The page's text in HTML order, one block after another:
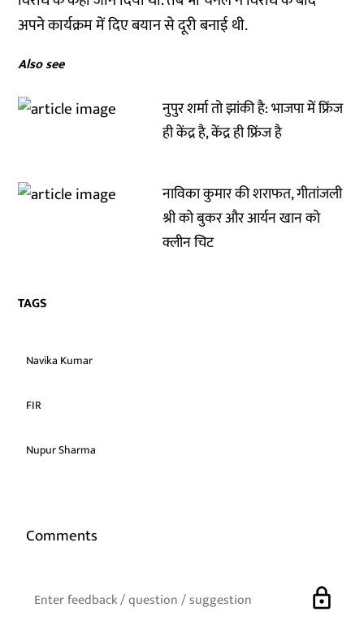
अपने कार्यक्रम में दिए बयान से दूरी बनाई थी.
Also see
नुपुर शर्मा तो झांकी है: भाजपा में फ्रिंज
ही केंद्र है, केंद्र ही फ्रिंज है
नाविका कुमार की शराफत, गीतांजली
श्री को बुकर और आर्यन खान को
क्लीन चिट
TAGS
Navika Kumar
FIR
Nupur Sharma
Comments
lock